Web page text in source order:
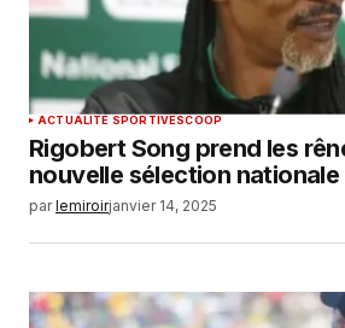
ACTUALITÉ SPORTIVESCOOP
Rigobert Song prend les
nouvelle sélection nationale
par lemiroirjanvier 14, 2025